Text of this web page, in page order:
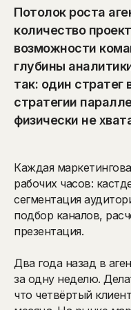
Потолок роста
количество
возможности
глубины
так: один
стратегии
физически не
Каждая
рабочих часов:
сегментация
подбор каналов,
презентация.
Два года назад в
за одну неделю.
что четвёртый